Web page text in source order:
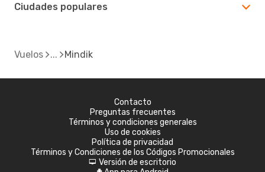
Ciudades populares
Vuelos Mindik
Contacto
Preguntas frecuentes
Términos y condiciones generales
Uso de cookies
Política de privacidad
Términos y Condiciones de los Códigos Promocionales
d Versión de escritorio